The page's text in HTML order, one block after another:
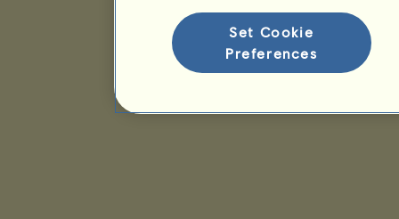
Set Cookie
Preferences